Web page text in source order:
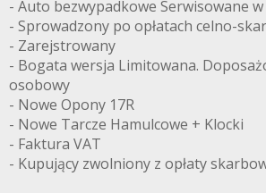
- Auto bezwypadkowe Serwisowane w
- Sprowadzony po opłatach celno-
- Zarejstrowany
- Bogata wersja Limitowana.
osobowy
- Nowe Opony 17R
- Nowe Tarcze Hamulcowe + Klocki
- Faktura VAT
- Kupujący zwolniony z opłaty